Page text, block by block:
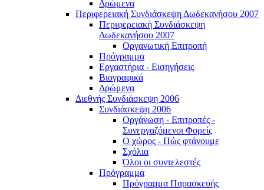
Δρώμενα
Περιφερειακή Συνδιάσκεψη Δωδεκανήσου 2007
Περιφερειακή Συνδιάσκεψη
Δωδεκανήσου 2007
Οργανωτική Επιτροπή
Πρόγραμμα
Εργαστήρια - Εισηγήσεις
Βιογραφικά
Δρώμενα
Διεθνής Συνδιάσκεψη 2006
Συνδιάσκεψη 2006
Οργάνωση - Επιτροπές -
Συνεργαζόμενοι Φορείς
Ο χώρος - Πώς φτάνουμε
Σχόλια
Όλοι οι συντελεστές
Πρόγραμμα
Πρόγραμμα Παρασκευής